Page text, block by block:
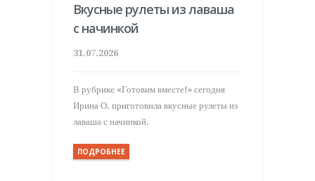
Вкусные рулеты из лаваша
с начинкой
31.07.2026
В рубрике «Готовим вместе!» сегодня
Ирина О. приготовила вкусные рулеты из
лаваша с начинкой.
ПОДРОБНЕЕ